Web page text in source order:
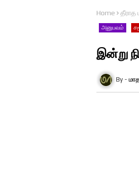
Home
அனுபவம்
இன்று